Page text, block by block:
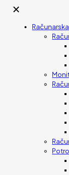
✕